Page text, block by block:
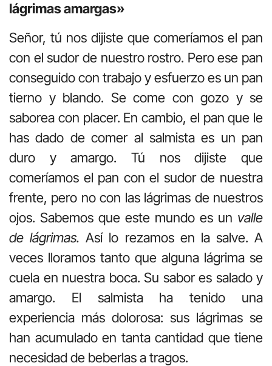
lágrimas amargas»
Señor, tú nos dijiste que comeríamos el pan
con el sudor de nuestro rostro. Pero ese pan
conseguido con trabajo y esfuerzo es un pan
tierno y blando. Se come con gozo y se
saborea con placer. En cambio, el pan que le
has dado de comer al salmista es un pan
duro y amargo. Tú nos dijiste que
comeríamos el pan con el sudor de nuestra
frente, pero no con las lágrimas de nuestros
ojos. Sabemos que este mundo es un valle
de lágrimas.Así lo rezamos en la salve. A
veces lloramos tanto que alguna lágrima se
cuela en nuestra boca. Su sabor es salado y
amargo. El salmista ha tenido una
experiencia más dolorosa: sus lágrimas se
han acumulado en tanta cantidad que tiene
necesidad de beberlas a tragos.